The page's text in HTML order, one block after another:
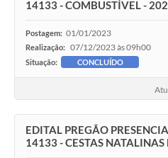
14133 - COMBUSTÍVEL -
Postagem: 01/01/2023
Realização: 07/12/2023 às 09h00
Situação: CONCLUÍDO
EDITAL PREGÃO
14133 - CESTAS NATALINAS